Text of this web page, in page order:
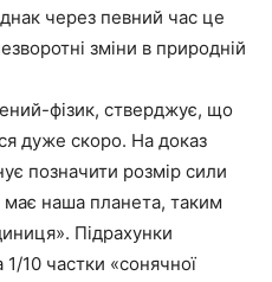
через певний час це
зміни в природній
фізик, стверджує, що
дуже скоро. На доказ
позначити розмір сили
наша планета, таким
Підрахунки
10 частки «сонячної